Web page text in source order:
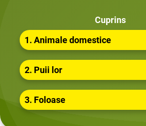
Cuprins
1. Animale domestice
2. Puii lor
3. Foloase